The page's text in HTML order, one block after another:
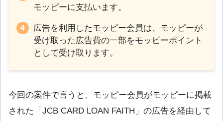
モッピーに支払います。
広告を利用したモッピー会員は、モッピーが
受け取った広告費の一部をモッピーポイント
として受け取ります。
今回の案件で言うと、モッピー会員がモッピーに掲載
された「JCB CARD LOAN FAITH」の広告を経由して